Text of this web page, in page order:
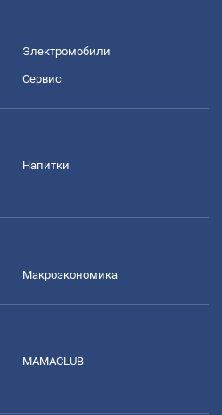
Электромобили
Сервис
Напитки
Mакроэкономика
MAMACLUB